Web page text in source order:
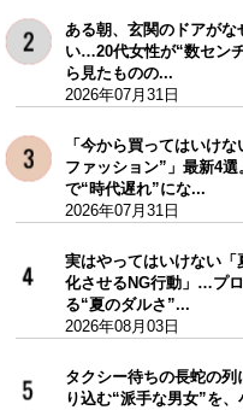
ある朝、玄関のドアがな
い…20代女性が“数セン
ら見たものの...
2026年07月31日
「今から買ってはいけな
ファッション”」最新4選
で“時代遅れ”にな...
2026年07月31日
実はやってはいけない「
化させるNG行動」…プ
る“夏のダルさ”...
2026年08月03日
タクシー待ちの長蛇の列
り込む“派手な男女”を